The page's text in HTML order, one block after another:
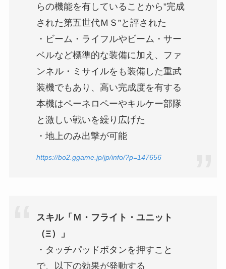
らの機能を有していることから”完成
された第五世代ＭＳ”と評された
・ビーム・ライフルやビーム・サー
ベルなど標準的な装備に加え、ファ
ンネル・ミサイルをも装備した重武
装機でもあり、高い完成度を有する
本機はペーネロペーやキルケー部隊
と激しい戦いを繰り広げた
・地上のみ出撃が可能
https://bo2.ggame.jp/jp/info/?p=147656
スキル「Ｍ・フライト・ユニット
（Ξ）」
・タッチパッドボタンを押すこと
で、以下の効果が発動する